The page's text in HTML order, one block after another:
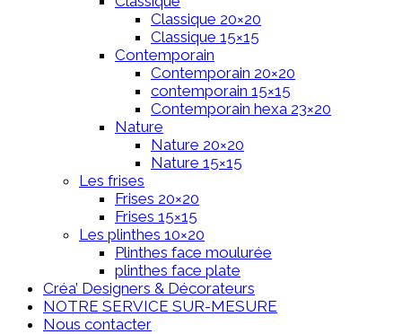
Classique 20×20
Classique 15×15
Contemporain
Contemporain 20×20
contemporain 15×15
Contemporain hexa 23×20
Nature
Nature 20×20
Nature 15×15
Les frises
Frises 20×20
Frises 15×15
Les plinthes 10×20
Plinthes face moulurée
plinthes face plate
Créa’ Designers & Décorateurs
NOTRE SERVICE SUR-MESURE
Nous contacter